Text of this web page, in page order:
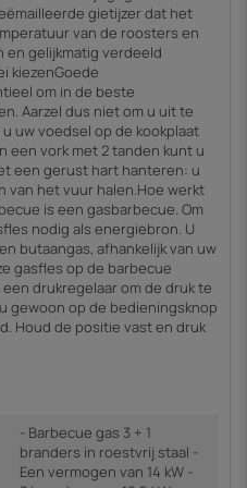
gietijzer dat het
van de roosters en
en gelijkmatig verdeeld
kiezenGoede
om in de beste
Aarzel dus niet om u uit te
uw voedsel op de kookplaat
een vork met 2 tanden kunt u
een gerust hart hanteren: u
van het vuur halen.Hoe werkt
is een gasbarbecue. Om
nodig als energiebron. U
butaangas, afhankelijk van uw
gasfles op de barbecue
drukregelaar om de druk te
gewoon op de bedieningsknop
Houd de positie vast en druk
- Barbecue gas 3 + 1
branders in roestvrij staal -
Een vermogen van 14 kW -